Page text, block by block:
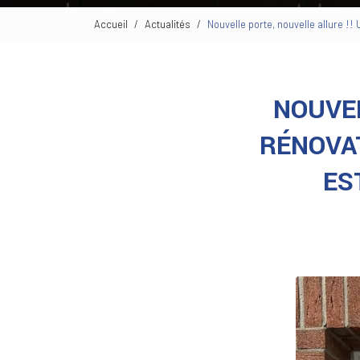
Accueil Actualités Nouvelle porte, nouvelle allure